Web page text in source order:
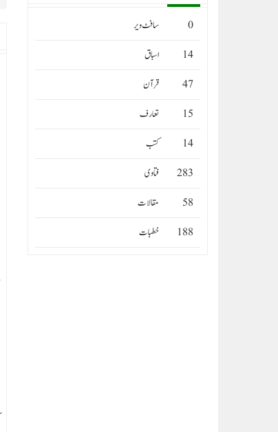
0
سافٹ ویر
14
اسباق
47
قرآن
15
تعارف
14
کتب
283
فتاوى
58
مقالات
188
خطبات